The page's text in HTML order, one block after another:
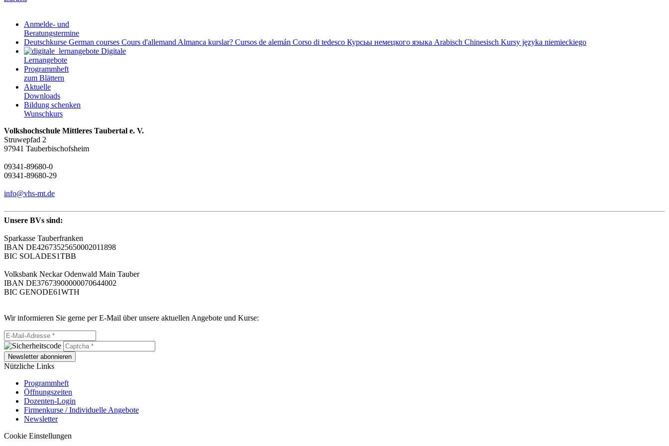
Anmelde- und
Beratungstermine
Deutschkurse German courses Cours d'allemand Almanca kurslar? Cursos de alemán Corso di tedesco Курсьы немецкого яэыка Arabisch Chinesisch Kursy języka niemieckiego
Digitale
Lernangebote
Programmheft
zum Blättern
Aktuelle
Downloads
Bildung schenken
Wunschkurs
Volkshochschule Mittleres Taubertal e. V.
Struwepfad 2
97941 Tauberbischofsheim
09341-89680-0
09341-89680-29
info@vhs-mt.de
Unsere BVs sind:
Sparkasse Tauberfranken
IBAN DE42673525650002011898
BIC SOLADES1TBB
Volksbank Neckar Odenwald Main Tauber
IBAN DE37673900000070644002
BIC GENODE61WTH
Wir informieren Sie gerne per E-Mail über unsere aktuellen Angebote und Kurse:
Newsletter abonnieren
Nützliche Links
Programmheft
Öffnungszeiten
Dozenten-Login
Firmenkurse / Individuelle Angebote
Newsletter
Cookie Einstellungen